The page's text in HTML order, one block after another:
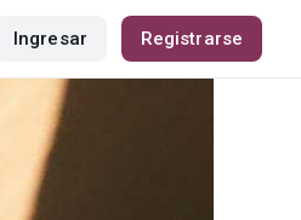
Ingresar Registrarse